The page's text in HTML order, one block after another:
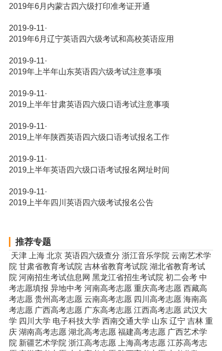
2019年6月内蒙古四六级打印准考证开通
2019-9-11·
2019年6月辽宁英语四六级考试和高校英语应用
2019-9-11·
2019年上半年山东英语四六级考试注意事项
2019-9-11·
2019上半年甘肃英语四六级口语考试注意事项
2019-9-11·
2019上半年陕西英语四六级口语考试报名工作
2019-9-11·
2019上半年英语四六级口语考试报名网址时间
2019-9-11·
2019上半年四川英语四六级考试报名公告
推荐专题
天津 上海 北京 英语四六级查分 浙江音乐学院 云南艺术学
院 甘肃省教育考试院 吉林省教育考试院 湖北省教育考试
院 河南招生考试信息网 黑龙江省招生考试院 初二会考 中
考志愿填报 异地中考 河南高考志愿 重庆高考志愿 西藏高
考志愿 贵州高考志愿 云南高考志愿 四川高考志愿 海南高
考志愿 广西高考志愿 广东高考志愿 江西高考志愿 武汉大
学 四川大学 电子科技大学 西南交通大学 山东 辽宁 吉林 重
庆 湖南高考志愿 湖北高考志愿 福建高考志愿 广西艺术学
院 新疆艺术学院 浙江高考志愿 上海高考志愿 江苏高考志